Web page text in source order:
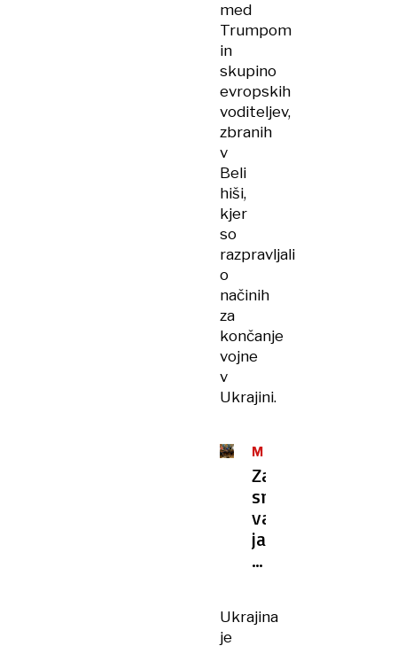
med
Trumpom
in
skupino
evropskih
voditeljev,
zbranih
v
Beli
hiši,
kjer
so
razpravljali
o
načinih
za
končanje
vojne
v
Ukrajini.
MIROVNA
POGAJANJA
Zavezniki
snujejo
varnostna
jamstva
za
Ukrajina
je